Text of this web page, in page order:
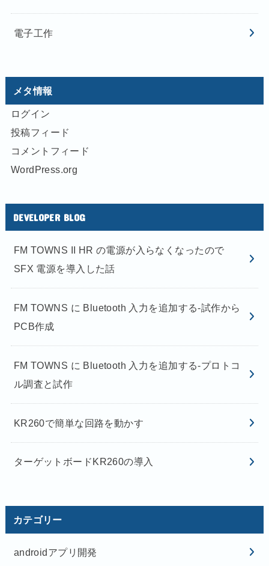
電子工作
メタ情報
ログイン
投稿フィード
コメントフィード
WordPress.org
DEVELOPER BLOG
FM TOWNS II HR の電源が入らなくなったので
SFX 電源を導入した話
FM TOWNS に Bluetooth 入力を追加する-試作から
PCB作成
FM TOWNS に Bluetooth 入力を追加する-プロトコ
ル調査と試作
KR260で簡単な回路を動かす
ターゲットボードKR260の導入
カテゴリー
androidアプリ開発